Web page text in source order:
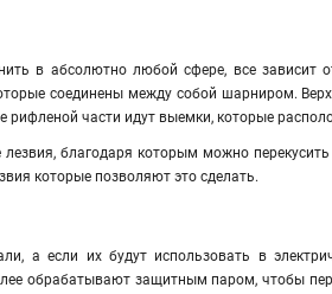
в абсолютно любой сфере, все зависит
соединены между собой шарниром.
рифленой части идут выемки, которые
благодаря которым можно
которые позволяют это сделать.
а если их будут использовать в
обрабатывают защитным паром, чтобы